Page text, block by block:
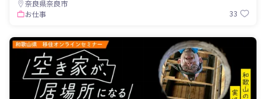
奈良県奈良市
お仕事
33